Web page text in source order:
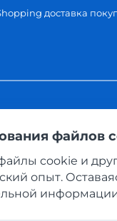
доставка
файлов
cookie и
опыт.